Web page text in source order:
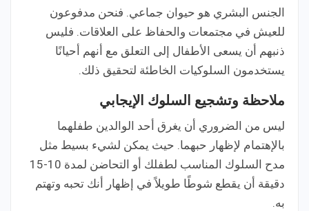
الجنس البشري هو حيوان جماعي. فنحن مدفوعون
للعيش في مجتمعات والحفاظ على العلاقات. فليس
ذنبهم أن يسعى الأطفال إلى التعلق مع أنهم أحيانًا
يستخدمون السلوكيات الخاطئة لتحقيق ذلك.
ملاحظة وتشجيع السلوك الإيجابي
ليس من الضروري أن يغرق أحد الوالدين طفلهما
بالإهتمام لإظهار حبهما. حيث يمكن لشيء بسيط مثل
مدح السلوك المناسب لطفلك أو التحاضن لمدة 10-15
دقيقة أن يقطع شوطًا طويلاً في إظهار أنك تحبه وتهتم
به.